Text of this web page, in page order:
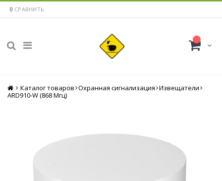
0 СРАВНИТЬ
Главная
Каталог товаров Охранная сигнализация Извещатели
ARD910-W (868 Мгц)